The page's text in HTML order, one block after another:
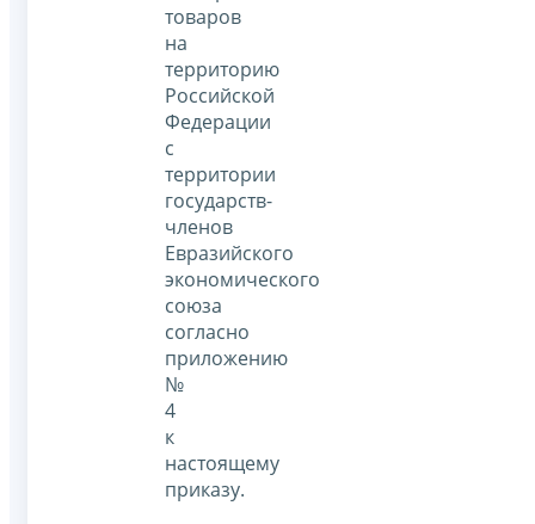
товаров
на
территорию
Российской
Федерации
с
территории
государств-
членов
Евразийского
экономического
союза
согласно
приложению
№
4
к
настоящему
приказу.